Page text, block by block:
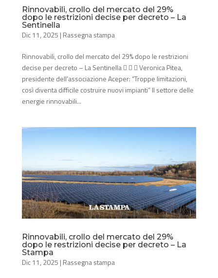
Rinnovabili, crollo del mercato del 29%
dopo le restrizioni decise per decreto – La
Sentinella
Dic 11, 2025 | Rassegna stampa
Rinnovabili, crollo del mercato del 29% dopo le restrizioni
decise per decreto – La Sentinella    Veronica Pitea,
presidente dell’associazione Aceper: “Troppe limitazioni,
così diventa difficile costruire nuovi impianti” Il settore delle
energie rinnovabili...
Rinnovabili, crollo del mercato del 29%
dopo le restrizioni decise per decreto – La
Stampa
Dic 11, 2025 | Rassegna stampa